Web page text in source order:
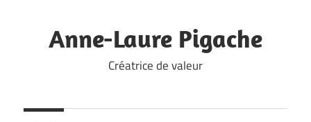
contentAnne-Laure Pigache
Créatrice de valeur